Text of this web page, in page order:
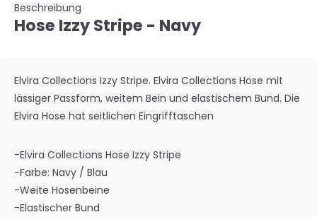
Beschreibung
Hose Izzy Stripe - Navy
Elvira Collections Izzy Stripe. Elvira Collections Hose mit
lässiger Passform, weitem Bein und elastischem Bund. Die
Elvira Hose hat seitlichen Eingrifftaschen
-Elvira Collections Hose Izzy Stripe
-Farbe: Navy / Blau
-Weite Hosenbeine
-Elastischer Bund